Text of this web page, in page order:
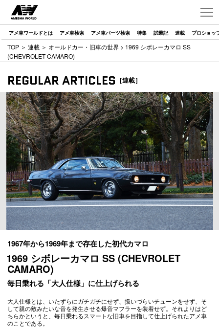
アメ車ワールドとは アメ車検索 アメ車パーツ検索 特集 試乗記 連載 プロショッ
TOP ＞ 連載 ＞ オールドカー・旧車の世界 > 1969 シボレーカマロ SS
(CHEVROLET CAMARO)
REGULAR ARTICLES ［連載］
1967年から1969年まで存在した初代カマロ
1969 シボレーカマロ SS (CHEVROLET
CAMARO)
毎日乗れる「大人仕様」に仕上げられる
大人仕様とは、いたずらにガチガチにせず、扱いづらいチューンをせず、そ
して親の敵みたいな音を発生させる爆音マフラーを装着せず。それよりはど
ちらかというと、毎日乗れるスマートな旧車を目指して仕上げられたアメ車
のことである。